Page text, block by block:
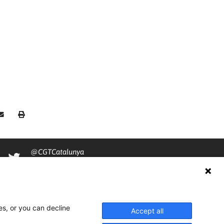
@CGTCatalunya
cgtcatalunya
or you can decline
Accept all